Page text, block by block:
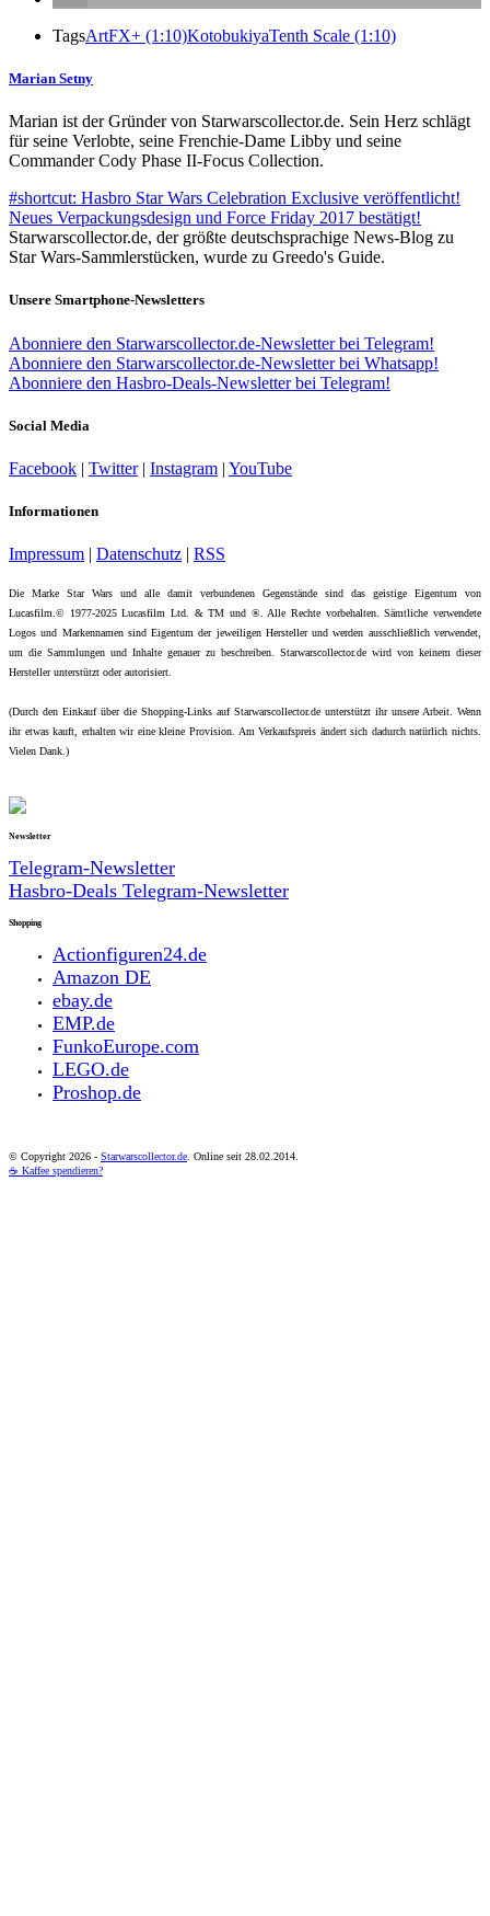
TagsArtFX+ (1:10)KotobukiyaTenth Scale (1:10)
Marian Setny
Marian ist der Gründer von Starwarscollector.de. Sein Herz schlägt
für seine Verlobte, seine Frenchie-Dame Libby und seine
Commander Cody Phase II-Focus Collection.
#shortcut: Hasbro Star Wars Celebration Exclusive veröffentlicht!
Neues Verpackungsdesign und Force Friday 2017 bestätigt!
Starwarscollector.de, der größte deutschsprachige News-Blog zu
Star Wars-Sammlerstücken, wurde zu Greedo's Guide.
Unsere Smartphone-Newsletters
Abonniere den Starwarscollector.de-Newsletter bei Telegram!
Abonniere den Starwarscollector.de-Newsletter bei Whatsapp!
Abonniere den Hasbro-Deals-Newsletter bei Telegram!
Social Media
Facebook | Twitter| Instagram | YouTube
Informationen
Impressum | Datenschutz | RSS
Die Marke Star Wars und alle damit verbundenen Gegenstände sind das geistige Eigentum von
Lucasfilm.© 1977-2025 Lucasfilm Ltd. & TM und ®. Alle Rechte vorbehalten. Sämtliche verwendete
Logos und Markennamen sind Eigentum der jeweiligen Hersteller und werden ausschließlich verwendet,
um die Sammlungen und Inhalte genauer zu beschreiben. Starwarscollector.de wird von keinem dieser
Hersteller unterstützt oder autorisiert.
(Durch den Einkauf über die Shopping-Links auf Starwarscollector.de unterstützt ihr unsere Arbeit. Wenn
ihr etwas kauft, erhalten wir eine kleine Provision. Am Verkaufspreis ändert sich dadurch natürlich nichts.
Vielen Dank.)
Newsletter
Telegram-Newsletter
Hasbro-Deals Telegram-Newsletter
Shopping
Actionfiguren24.de
Amazon DE
ebay.de
EMP.de
FunkoEurope.com
LEGO.de
Proshop.de
© Copyright 2026 - Starwarscollector.de . Online seit 28.02.2014.
☕ Kaffee spendieren?